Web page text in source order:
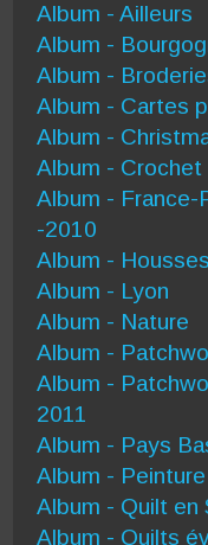
Album - Ailleurs
Album -
Album -
Album - Cartes
Album -
Album -
Album - France-
-2010
Album -
Album - Lyon
Album - Nature
Album -
Album -
2011
Album - Pays
Album - Peinture
Album - Quilt en
Album - Quilts